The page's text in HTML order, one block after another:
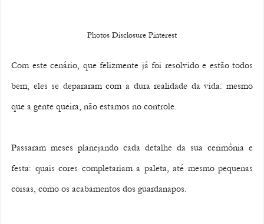
Photos Disclosure Pinterest
Com este cenário, que felizmente já foi resolvido e estão todos
bem, eles se depararam com a dura realidade da vida: mesmo
que a gente queira, não estamos no controle.
Passaram meses planejando cada detalhe da sua cerimônia e
festa: quais cores completariam a paleta, até mesmo pequenas
coisas, como os acabamentos dos guardanapos.